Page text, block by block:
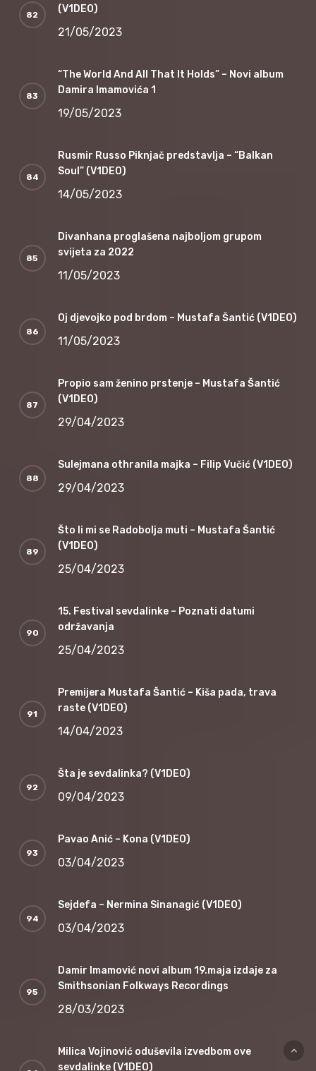
(V1DEO)
21/05/2023
“The World And All That It Holds” – Novi album
Damira Imamovića 1
19/05/2023
Rusmir Russo Piknjač predstavlja – “Balkan
Soul” (V1DEO)
14/05/2023
Divanhana proglašena najboljom grupom
svijeta za 2022
11/05/2023
Oj djevojko pod brdom – Mustafa Šantić (V1DEO)
11/05/2023
Propio sam ženino prstenje – Mustafa Šantić
(V1DEO)
29/04/2023
Sulejmana othranila majka – Filip Vučić (V1DEO)
29/04/2023
Što li mi se Radobolja muti – Mustafa Šantić
(V1DEO)
25/04/2023
15. Festival sevdalinke – Poznati datumi
održavanja
25/04/2023
Premijera Mustafa Šantić – Kiša pada, trava
raste (V1DEO)
14/04/2023
Šta je sevdalinka? (V1DEO)
09/04/2023
Pavao Anić – Kona (V1DEO)
03/04/2023
Sejdefa – Nermina Sinanagić (V1DEO)
03/04/2023
Damir Imamović novi album 19.maja izdaje za
Smithsonian Folkways Recordings
28/03/2023
Milica Vojinović oduševila izvedbom ove
sevdalinke (V1DEO)